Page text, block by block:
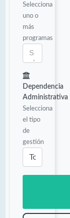
Selecciona
uno o
más
programas
Dependencia
Administrativa
Selecciona
el tipo
de
gestión